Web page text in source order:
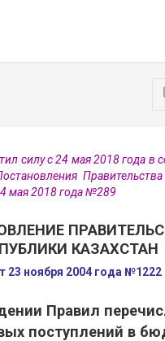
силу с 24 мая 2018 года в
мая 2018 года №289
КАЗАХСТАН
23 ноября 2004 года №1222
Правил
поступлений в